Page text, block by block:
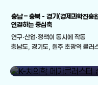
충남 – 충북 - 경기(경제과학진흥
연결하는 중심축
연구·산업·정책이 동시에 작동
충남도, 경기도, 원주 초광역 클러